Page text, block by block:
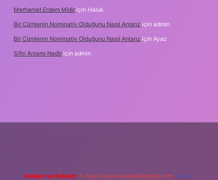
Merhamet Erdem Midir için Haluk
Bir Cümlenin Nominativ Olduğunu Nasıl Anlarız için admin
Bir Cümlenin Nominativ Olduğunu Nasıl Anlarız için Ayaz
Sifin Anlamı Nedir için admin
Reklam ve İletişim: E-mail: backlinkpaneli@gmail.com Teams: